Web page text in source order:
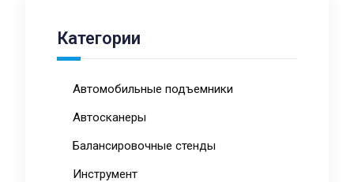
Категории
Автомобильные подъемники
Автосканеры
Балансировочные стенды
Инструмент